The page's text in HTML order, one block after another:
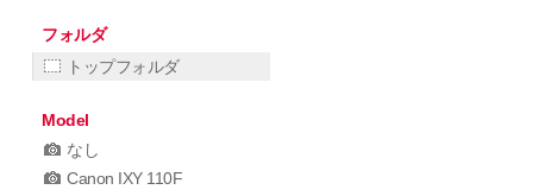
フォルダ
トップフォルダ
Model
なし
Canon IXY 110F